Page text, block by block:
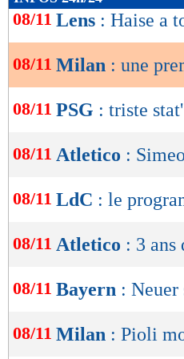
de
OK
08/11 Lens : Haise a
08/11 Milan : une
08/11 PSG : triste
08/11 Atletico :
08/11 LdC : le
08/11 Atletico : 3 ans
08/11 Bayern : Neuer
08/11 Milan : Pioli